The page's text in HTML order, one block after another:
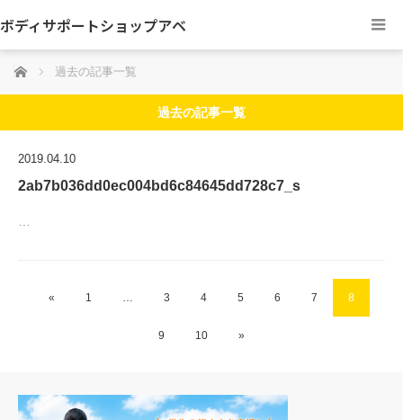
ボディサポートショップアベ
ホーム 過去の記事一覧
過去の記事一覧
2019.04.10
2ab7b036dd0ec004bd6c84645dd728c7_s
« 1 … 3 4 5 6 7 8
9 10 »